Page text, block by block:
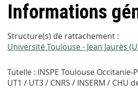
Informations
Structure(s) de rattachement :
Université Toulouse - Jean Jaurès
Tutelle : INSPE Toulouse Occitanie-
UT1 / UT3 / CNRS / INSERM / CHU